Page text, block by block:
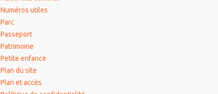
Numéros utiles
Parc
Passeport
Patrimoine
Petite enfance
Plan du site
Plan et accès